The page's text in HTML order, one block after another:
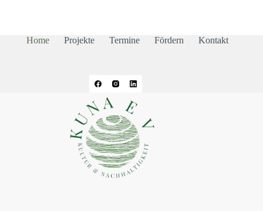
Home Projekte Termine Fördern Kontakt